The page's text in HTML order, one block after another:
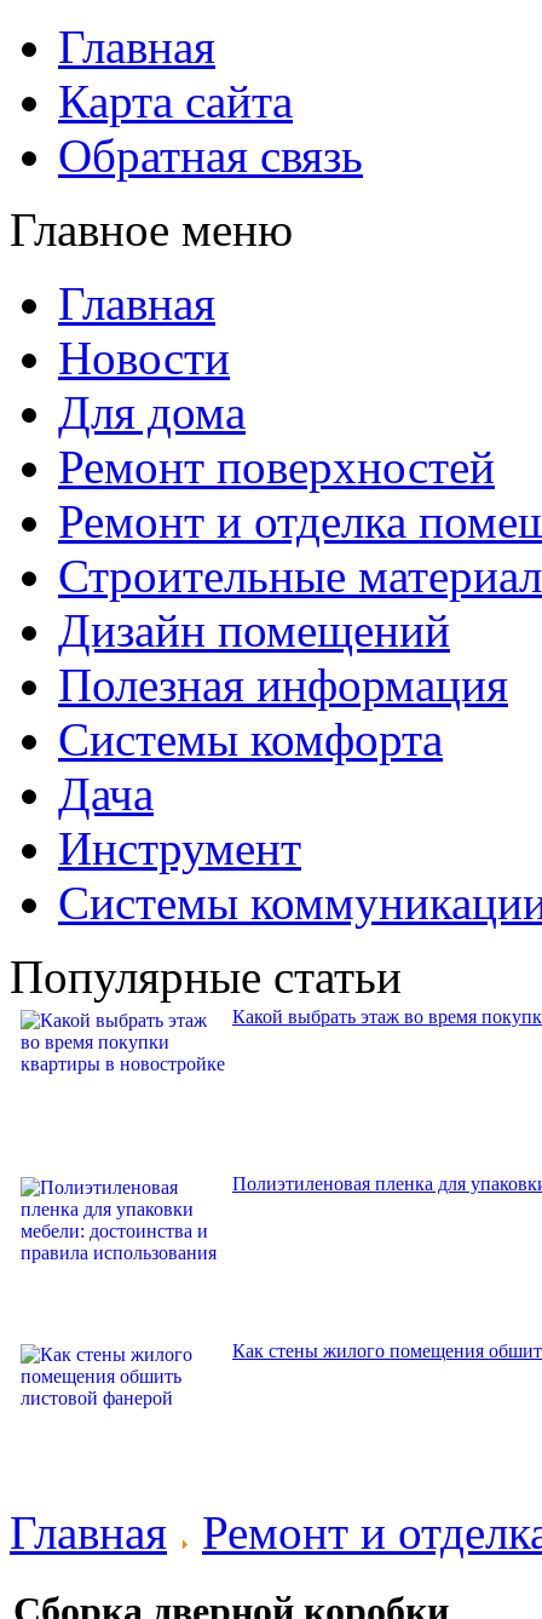
Главная
Карта сайта
Обратная связь
Главное меню
Главная
Новости
Для дома
Ремонт поверхностей
Ремонт и отделка
Строительные
Дизайн помещений
Полезная информация
Системы комфорта
Дача
Инструмент
Системы
Популярные статьи
Какой выбрать этаж во время
Полиэтиленовая пленка для
Как стены жилого помещения
Главная Ремонт и